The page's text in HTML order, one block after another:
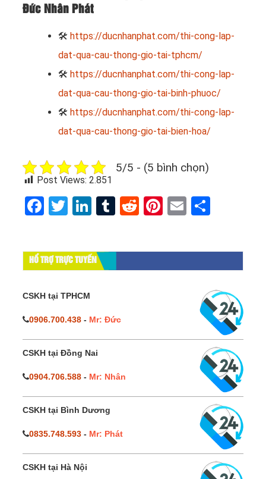
Đức Nhân Phát
🛠 https://ducnhanphat.com/thi-cong-lap-
dat-qua-cau-thong-gio-tai-tphcm/
🛠 https://ducnhanphat.com/thi-cong-lap-
dat-qua-cau-thong-gio-tai-binh-phuoc/
🛠 https://ducnhanphat.com/thi-cong-lap-
dat-qua-cau-thong-gio-tai-bien-hoa/
5/5 - (5 bình chọn)
Post Views: 2.851
Facebook
Twitter
LinkedIn
Tumblr
RedditPinterest
Email
HỔ TRỢ TRỰC TUYẾN
CSKH tại TPHCM
0906.700.438 - Mr: Đức
CSKH tại Đồng Nai
0904.706.588 - Mr: Nhân
CSKH tại Bình Dương
0835.748.593 - Mr: Phát
CSKH tại Hà Nội